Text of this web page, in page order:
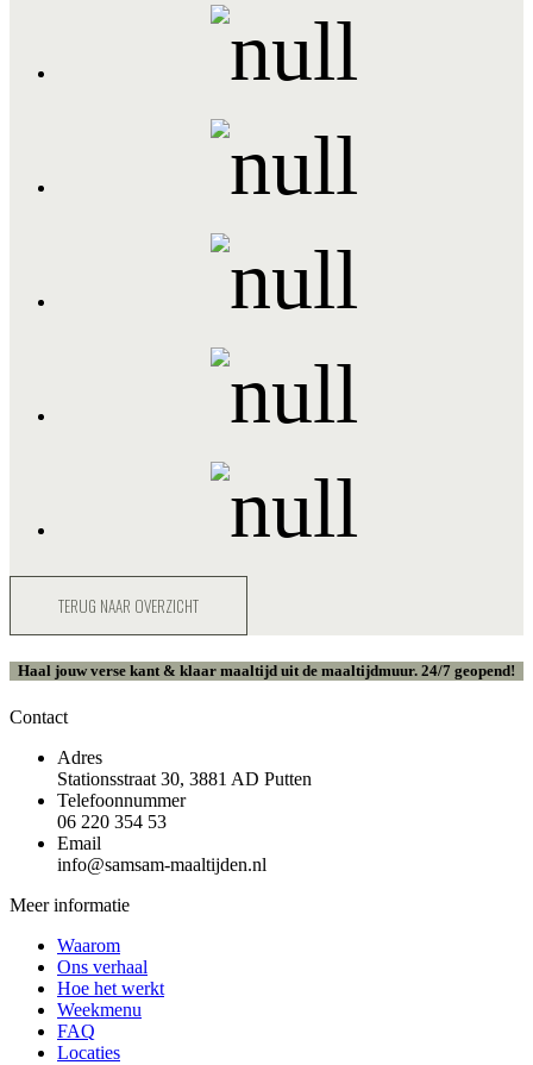
TERUG NAAR OVERZICHT
Haal jouw verse kant & klaar maaltijd uit de maaltijdmuur. 24/7 geopend!
Contact
Adres
Stationsstraat 30, 3881 AD Putten
Telefoonnummer
06 220 354 53
Email
info@samsam-maaltijden.nl
Meer informatie
Waarom
Ons verhaal
Hoe het werkt
Weekmenu
FAQ
Locaties